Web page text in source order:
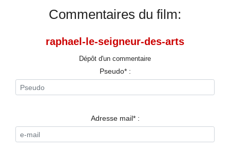
CINEMA
SPORTS
RESTAURANTS
Commentaires du film:
raphael-le-seigneur-des-arts
Dépôt d'un commentaire
Pseudo* :
Adresse mail* :